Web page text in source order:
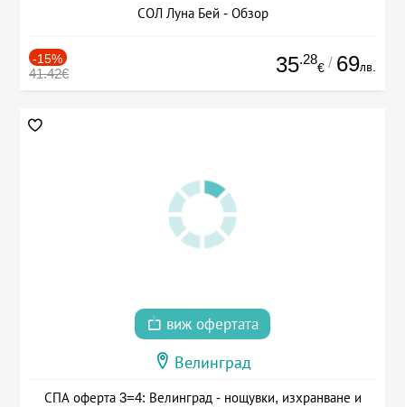
СОЛ Луна Бей - Обзор
-15%
41.42€ 35.28
€ / 69лв.
виж офертата
Велинград
СПА оферта 3=4: Велинград - нощувки, изхранване и